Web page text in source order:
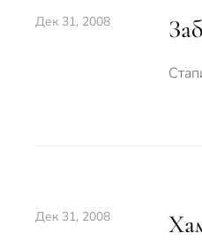
Дек 31, 2008
Дек 31, 2008